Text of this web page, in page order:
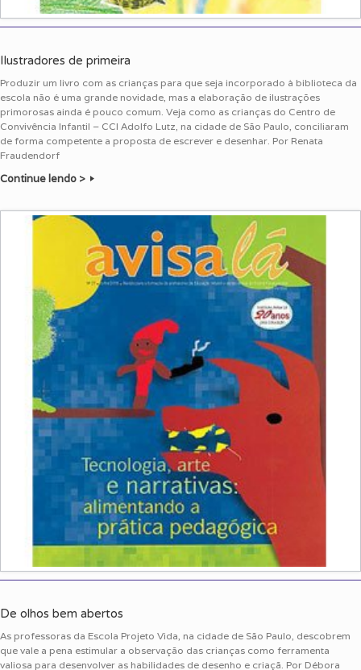
Ilustradores de primeira
Produzir um livro com as crianças para que seja incorporado à biblioteca da
escola não é uma grande novidade, mas a elaboração de ilustrações
primorosas ainda é pouco comum. Veja como as crianças do Centro de
Convivência Infantil – CCI Adolfo Lutz, na cidade de São Paulo, conciliaram
de forma competente a proposta de escrever e desenhar. Por Renata
Fraudendorf
Continue lendo >
De olhos bem abertos
As professoras da Escola Projeto Vida, na cidade de São Paulo, descobrem
que vale a pena estimular a observação das crianças como ferramenta
valiosa para desenvolver as habilidades de desenho e criaçã. Por Débora